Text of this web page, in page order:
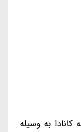
به وسیله